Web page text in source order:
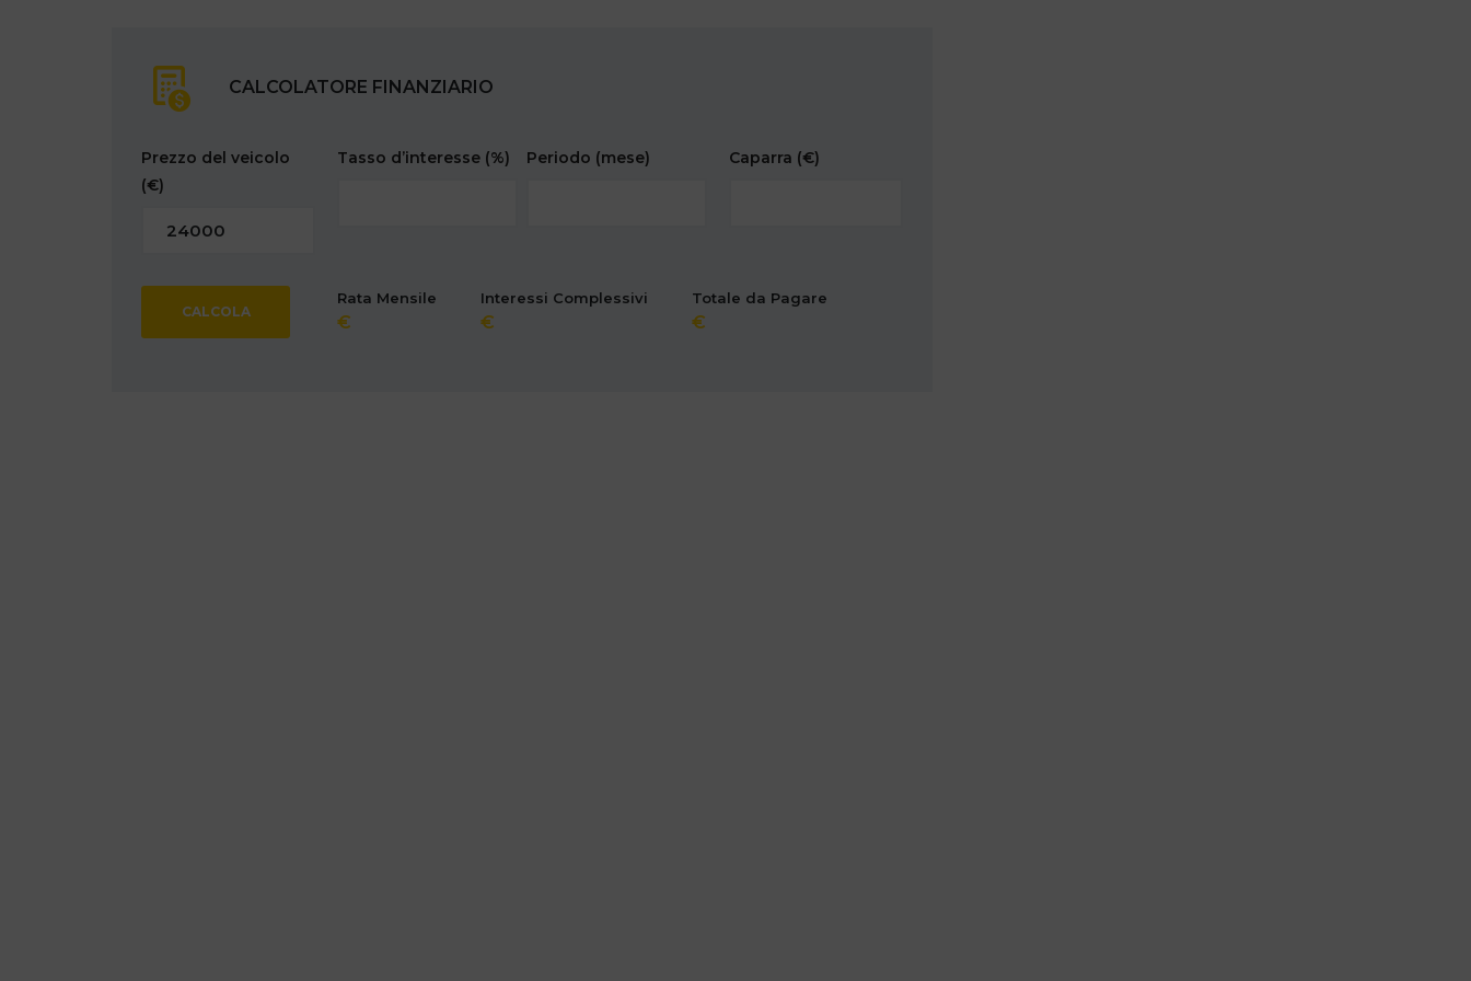
CALCOLATORE FINANZIARIO
Prezzo del veicolo
(€)
Tasso d’interesse (%) Periodo (mese) Caparra (€)
CALCOLA
Rata Mensile Interessi Complessivi Totale da Pagare